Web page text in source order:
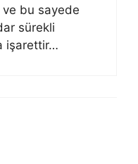
ve bu sayede
sürekli
işarettir…